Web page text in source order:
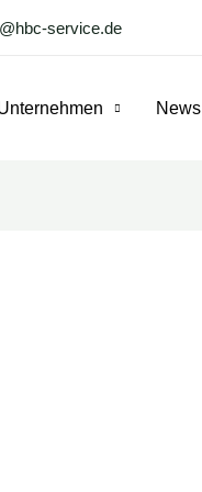
service.de
News